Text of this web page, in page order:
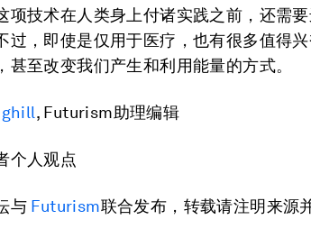
项技术在人类身上付诸实践之前，还需
过，即使是仅用于医疗，也有很多值得
甚至改变我们产生和利用能量的方式。
, Futurism助理编辑
个人观点
与 Futurism联合发布，转载请注明来源